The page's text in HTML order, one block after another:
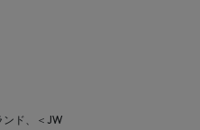
ンド、＜JW